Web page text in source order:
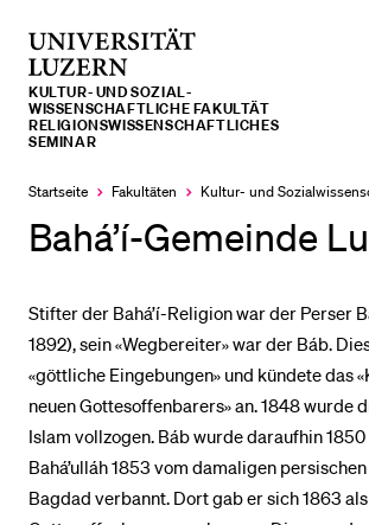
KULTUR- UND SOZIAL­­­
WISSENSCHAFTLICHE FAKULTÄT
RELIGIONSWISSENSCHAFTLICHES
SEMINAR
Startseite Fakultäten
Bahá’í-Gemeinde
Stifter der Bahá’í-Religion war der Perser
1892), sein «Wegbereiter» war der Báb.
«göttliche Eingebungen» und kündete das
neuen Gottesoffenbarers» an. 1848 wurde
Islam vollzogen. Báb wurde daraufhin
Bahá’ulláh 1853 vom damaligen
Bagdad verbannt. Dort gab er sich 1863 als
LETZTE SUCHEN
Sie haben noch keine Suche getätigt.
Schulklassen und Lehrpersonen
Studien­interessierte
Forschende
Mitarbeitende
Alumni
Stellensuchende